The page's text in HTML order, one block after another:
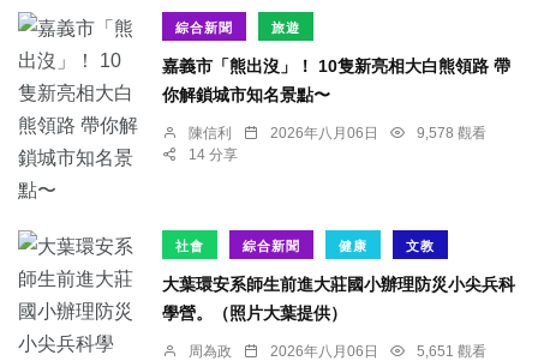
綜合新聞 旅遊
嘉義市「熊出沒」！ 10隻新亮相大白熊領路 帶
你解鎖城市知名景點〜
陳信利 2026年八月06日
9,578 觀看
14 分享
社會 綜合新聞 健康 文教
大葉環安系師生前進大莊國小辦理防災小尖兵科
學營。（照片大葉提供）
周為政 2026年八月06日
5,651 觀看